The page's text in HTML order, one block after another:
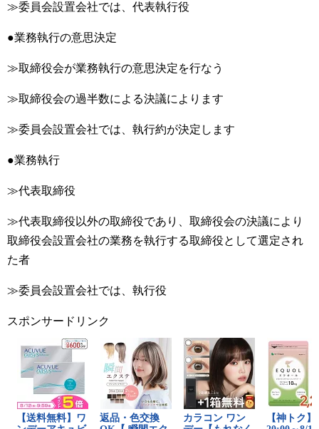
≫委員会設置会社では、代表執行役
●業務執行の意思決定
≫取締役会が業務執行の意思決定を行なう
≫取締役会の過半数による決議によります
≫委員会設置会社では、執行約が決定します
●業務執行
≫代表取締役
≫代表取締役以外の取締役であり、取締役会の決議により
取締役会設置会社の業務を執行する取締役として選定され
た者
≫委員会設置会社では、執行役
スポンサードリンク